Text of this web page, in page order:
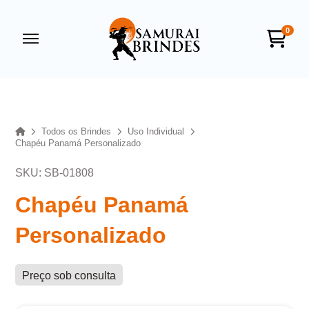
0
HomeTodos os Brindes
Uso Individual
Chapéu Panamá Personalizado
SKU: SB-01808
Chapéu Panamá
Personalizado
Preço sob consulta